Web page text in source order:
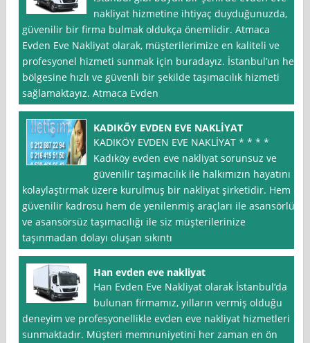
nakliyat hizmetine ihtiyaç duyduğunuzda,
güvenilir bir firma bulmak oldukça önemlidir. Atmaca
Evden Eve Nakliyat olarak, müşterilerimize en kaliteli ve
profesyonel hizmeti sunmak için buradayız. İstanbul’un her
bölgesine hızlı ve güvenli bir şekilde taşımacılık hizmeti
sağlamaktayız. Atmaca Evden
KADIKÖY EVDEN EVE NAKLİYAT
KADIKÖY EVDEN EVE NAKLİYAT * * * *
Kadıköy evden eve nakliyat sorunsuz ve
güvenilir taşımacılık ile halkımızın hayatını
kolaylaştırmak üzere kurulmuş bir nakliyat şirketidir. Hem
güvenilir kadrosu hem de yenilenmiş araçları ile asansörlü
ve asansörsüz taşımacılığı ile siz müşterilerinize
taşınmadan dolayı oluşan sıkıntı
Han evden eve nakliyat
Han Evden Eve Nakliyat olarak İstanbul‘da
bulunan firmamız, yılların vermiş olduğu
deneyim ve profesyonellikle evden eve nakliyat hizmetleri
sunmaktadır. Müşteri memnuniyetini her zaman en ön